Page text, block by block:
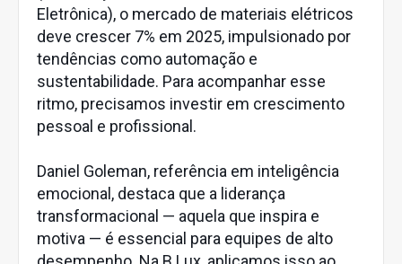
Eletrônica), o mercado de materiais elétricos
deve crescer 7% em 2025, impulsionado por
tendências como automação e
sustentabilidade. Para acompanhar esse
ritmo, precisamos investir em crescimento
pessoal e profissional.
Daniel Goleman, referência em inteligência
emocional, destaca que a liderança
transformacional — aquela que inspira e
motiva — é essencial para equipes de alto